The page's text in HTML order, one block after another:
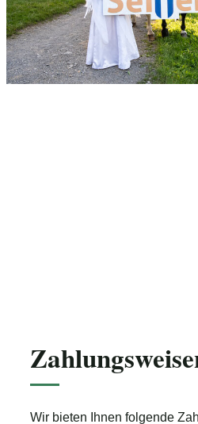
Wir bieten Ihnen folgende